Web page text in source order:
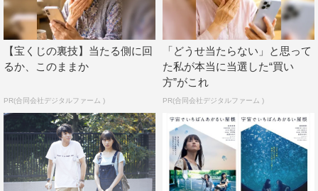
亨は「つばめちゃんが毎日来てくれるからかなり良くなっ
ててさ、もうすぐ松葉杖になれるっぽいんだよね」と爽や
かな表情で語りかける。そして、彼の趣味であるバンジョ
り、嬉しそうに声を上げるつばめの様子が収められた。
話題作「今日から俺は‼劇場版」では強烈なキャラクター
を演じている伊藤。今作では大学生役を演じているが、
「いわゆる普通の人の役は逆に難しかったですが、昔近所
【宝くじの裏技】当たる側に回
るか、このままか
PR(合同会社デジタルファーム )
「どうせ当たらない」と思って
た私が本当に当選した“買い
方”がこれ
PR(合同会社デジタルファーム )